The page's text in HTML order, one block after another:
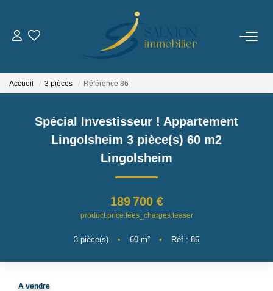
Nos Services
Nos Réussites
LOUER
NOUS DÉCOUVRIR
Accueil 3 pièces Référence 86
Spécial Investisseur ! Appartement
Lingolsheim 3 pièce(s) 60 m2
Lingolsheim
189 700 €
product.price.fees_charges.teaser
3 pièce(s) • 60 m² • Réf : 86
A vendre